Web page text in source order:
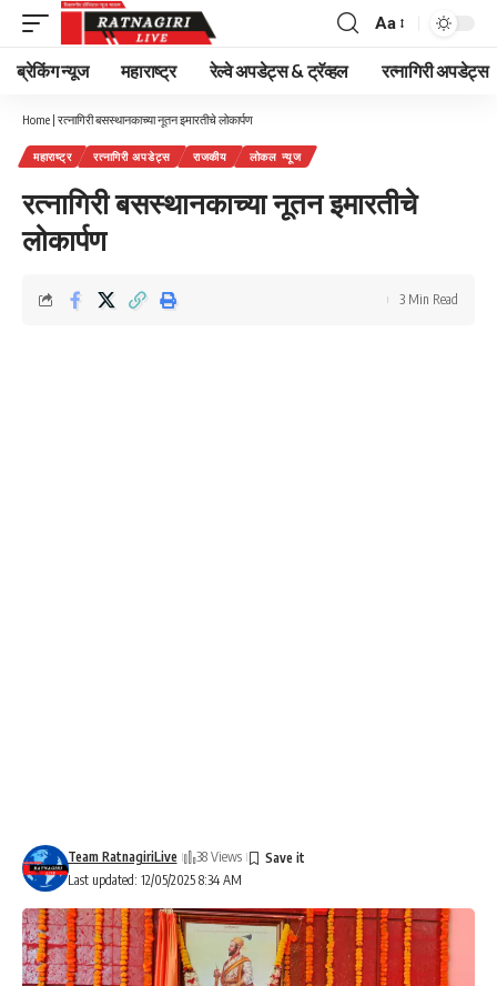
Font
Resizer
Aa
ब्रेकिंग न्यूज महाराष्ट्र रेल्वे अपडेट्स & ट्रॅव्हल रत्नागिरी अपडेट्स
Home | रत्नागिरी बसस्थानकाच्या नूतन इमारतीचे लोकार्पण
महाराष्ट्र रत्नागिरी अपडेट्स राजकीय लोकल न्यूज
रत्नागिरी बसस्थानकाच्या नूतन इमारतीचे
लोकार्पण
Last updated: 12/05/2025 8:34 AM
Team RatnagiriLive 38 Views
3 Min Read